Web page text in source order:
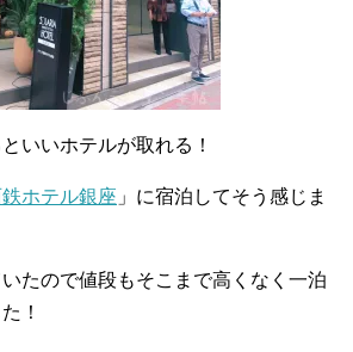
いいホテルが取れる！
ホテル銀座 」に宿泊してそう感じま
たので値段もそこまで高くなく一泊
！